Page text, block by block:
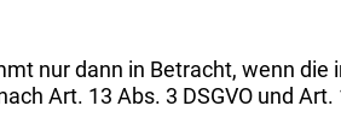
nur dann in Betracht, wenn
Art. 13 Abs. 3 DSGVO und